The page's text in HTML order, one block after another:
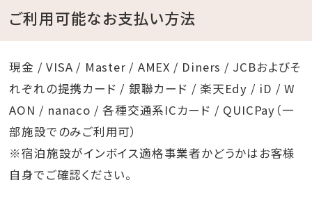
ご利用可能なお支払い方法
現金 / VISA / Master / AMEX / Diners / JCBおよびそ
れぞれの提携カード / 銀聯カード / 楽天Edy / iD / W
AON / nanaco / 各種交通系ICカード / QUICPay（一
部施設でのみご利用可）
※宿泊施設がインボイス適格事業者かどうかはお客様
自身でご確認ください。